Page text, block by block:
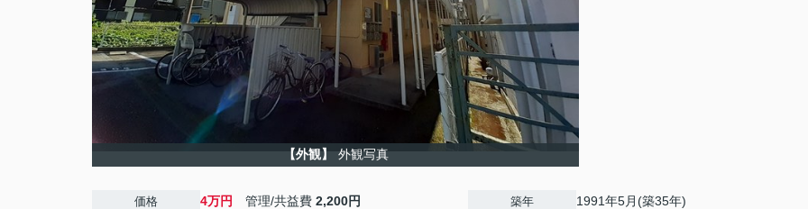
【外観】 外観写真
価格 4万円 管理/共益費 2,200円 築年 1991年5月(築35年)